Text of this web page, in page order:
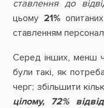
ставлення до
цьому 21%
ставленням
Серед інших, менш
були такі, як
черг; збільшити
цілому, 72%